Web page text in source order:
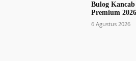
Bulog
Premium 2026
6 Agustus 2026